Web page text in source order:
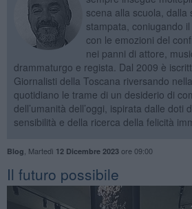
scena alla scuola, dalla
stampata, coniugando
con le emozioni del
nei panni di attore,
drammaturgo e regista. Dal 2009 è
Giornalisti della Toscana riversando
quotidiano le trame di un desiderio di
dell’umanità dell’oggi, ispirata dalle doti
sensibilità e della ricerca della felicità
Blog Martedì 12 Dicembre 2023ore 09:00
​Il futuro possibile